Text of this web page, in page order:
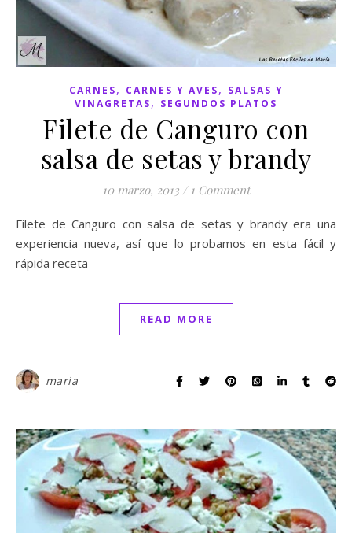
CARNES, CARNES Y AVES, SALSAS Y
VINAGRETAS, SEGUNDOS PLATOS
Filete de Canguro con
salsa de setas y brandy
10 marzo, 2013 / 1 Comment
Filete de Canguro con salsa de setas y brandy era una
experiencia nueva, así que lo probamos en esta fácil y
rápida receta
READ MORE
maria